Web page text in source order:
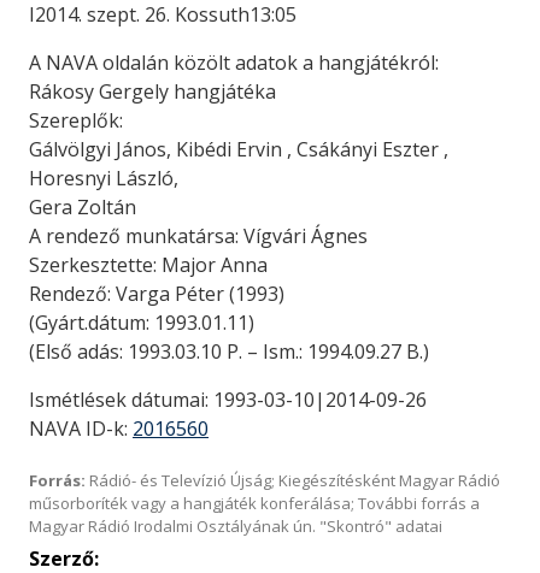
I2014. szept. 26. Kossuth13:05
A NAVA oldalán közölt adatok a hangjátékról:
Rákosy Gergely hangjátéka
Szereplők:
Gálvölgyi János, Kibédi Ervin , Csákányi Eszter ,
Horesnyi László,
Gera Zoltán
A rendező munkatársa: Vígvári Ágnes
Szerkesztette: Major Anna
Rendező: Varga Péter (1993)
(Gyárt.dátum: 1993.01.11)
(Első adás: 1993.03.10 P. – Ism.: 1994.09.27 B.)
Ismétlések dátumai: 1993-03-10|2014-09-26
NAVA ID-k: 2016560
Forrás: Rádió- és Televízió Újság; Kiegészítésként Magyar Rádió
műsorboríték vagy a hangjáték konferálása; További forrás a
Magyar Rádió Irodalmi Osztályának ún. "Skontró" adatai
Szerző: